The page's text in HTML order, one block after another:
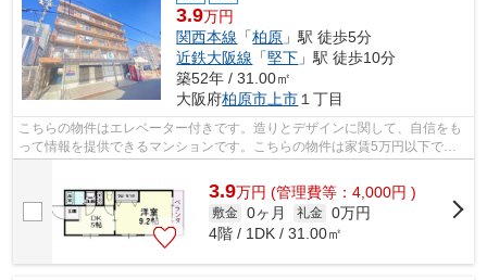
3.9万円
関西本線 「柏原 」駅 徒歩5分
近鉄大阪線 「堅下 」駅 徒歩10分
築52年 / 31.00㎡
大阪府柏原市上市１丁目
こちらの物件はエレベーター付きです。造りとデザインに関して、自信をも
って情報を提供できるマンションです。こちらの物件は家賃5万円以下でご
3.9万円 (管理費等：4,000円 )
敷金 0ヶ月 礼金 0万円
4階 / 1DK / 31.00㎡